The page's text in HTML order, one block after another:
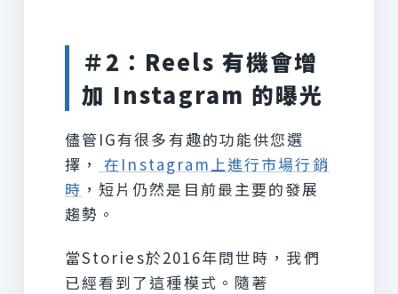
＃2：Reels 有機會增
加 Instagram 的曝光
儘管IG有很多有趣的功能供您選
擇，
在Instagram上進行市場行銷
時 ，短片仍然是目前最主要的發展
趨勢。
當Stories於2016年問世時，我們
已經看到了這種模式。隨著